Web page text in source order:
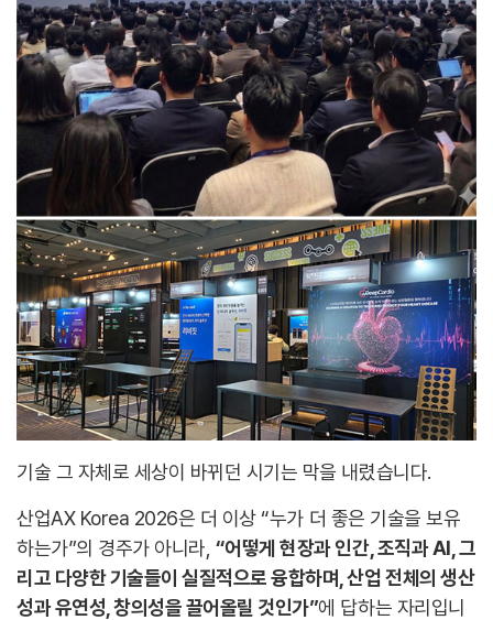
기술 그 자체로 세상이 바뀌던 시기는 막을 내렸습니다.
산업AX Korea 2026은 더 이상 “누가 더 좋은 기술을 보유
하는가”의 경주가 아니라, “어떻게 현장과 인간, 조직과 AI, 그
리고 다양한 기술들이 실질적으로 융합하며, 산업 전체의 생산
성과 유연성, 창의성을 끌어올릴 것인가”에 답하는 자리입니